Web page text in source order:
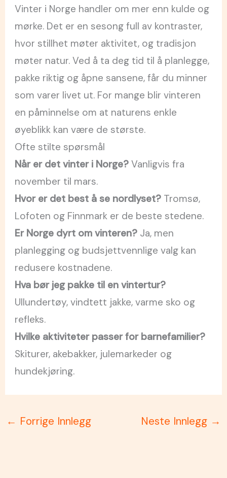
Vinter i Norge handler om mer enn kulde og
mørke. Det er en sesong full av kontraster,
hvor stillhet møter aktivitet, og tradisjon
møter natur. Ved å ta deg tid til å planlegge,
pakke riktig og åpne sansene, får du minner
som varer livet ut. For mange blir vinteren
en påminnelse om at naturens enkle
øyeblikk kan være de største.
Ofte stilte spørsmål
Når er det vinter i Norge? Vanligvis fra
november til mars.
Hvor er det best å se nordlyset? Tromsø,
Lofoten og Finnmark er de beste stedene.
Er Norge dyrt om vinteren? Ja, men
planlegging og budsjettvennlige valg kan
redusere kostnadene.
Hva bør jeg pakke til en vintertur?
Ullundertøy, vindtett jakke, varme sko og
refleks.
Hvilke aktiviteter passer for barnefamilier?
Skiturer, akebakker, julemarkeder og
hundekjøring.
← Forrige Innlegg Neste Innlegg →